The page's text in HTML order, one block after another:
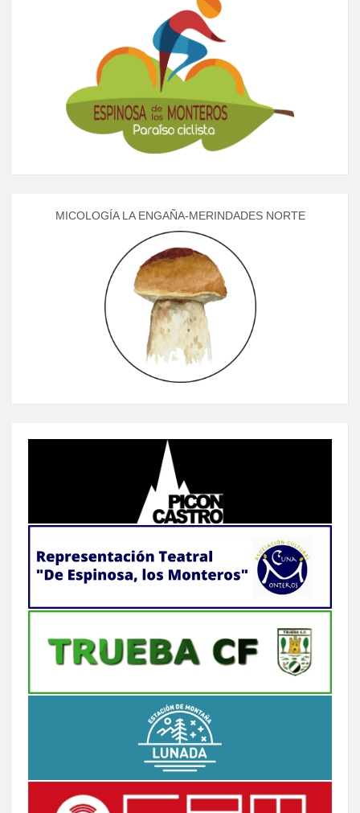
MICOLOGÍA LA ENGAÑA-MERINDADES NORTE